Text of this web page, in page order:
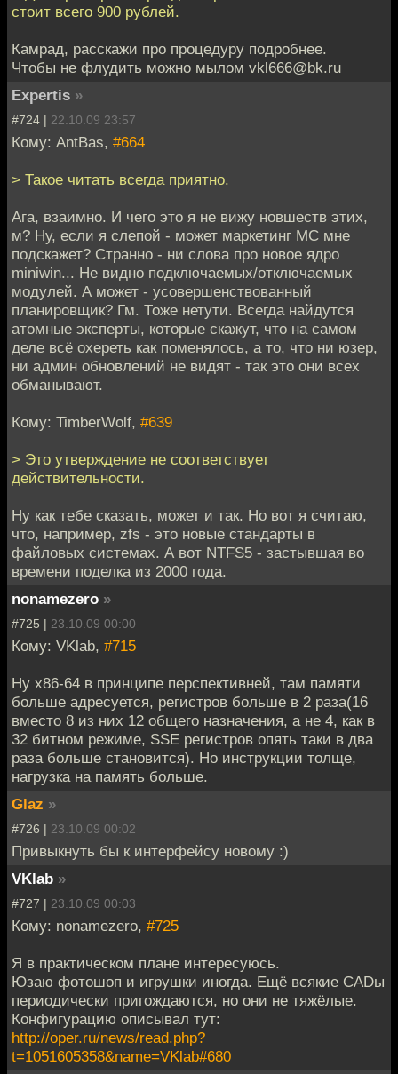
стоит всего 900 рублей.
Камрад, расскажи про процедуру подробнее.
Чтобы не флудить можно мылом vkl666@bk.ru
Expertis »
#724 | 22.10.09 23:57
Кому: AntBas, #664
> Такое читать всегда приятно.
Ага, взаимно. И чего это я не вижу новшеств этих,
м? Ну, если я слепой - может маркетинг МС мне
подскажет? Странно - ни слова про новое ядро
miniwin... Не видно подключаемых/отключаемых
модулей. А может - усовершенствованный
планировщик? Гм. Тоже нетути. Всегда найдутся
атомные эксперты, которые скажут, что на самом
деле всё охереть как поменялось, а то, что ни юзер,
ни админ обновлений не видят - так это они всех
обманывают.
Кому: TimberWolf, #639
> Это утверждение не соответствует
действительности.
Ну как тебе сказать, может и так. Но вот я считаю,
что, например, zfs - это новые стандарты в
файловых системах. А вот NTFS5 - застывшая во
времени поделка из 2000 года.
nonamezero »
#725 | 23.10.09 00:00
Кому: VKlab, #715
Ну x86-64 в принципе перспективней, там памяти
больше адресуется, регистров больше в 2 раза(16
вместо 8 из них 12 общего назначения, а не 4, как в
32 битном режиме, SSE регистров опять таки в два
раза больше становится). Но инструкции толще,
нагрузка на память больше.
Glaz »
#726 | 23.10.09 00:02
Привыкнуть бы к интерфейсу новому :)
VKlab »
#727 | 23.10.09 00:03
Кому: nonamezero, #725
Я в практическом плане интересуюсь.
Юзаю фотошоп и игрушки иногда. Ещё всякие CADы
периодически пригождаются, но они не тяжёлые.
Конфигурацию описывал тут:
http://oper.ru/news/read.php?
t=1051605358&name=VKlab#680